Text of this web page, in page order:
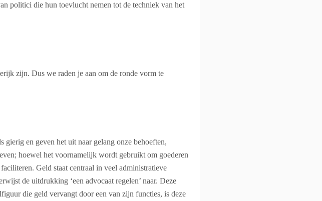
politici die hun toevlucht nemen tot de techniek van het
zijn. Dus we raden je aan om de ronde vorm te
en geven het uit naar gelang onze behoeften,
hoewel het voornamelijk wordt gebruikt om goederen
Geld staat centraal in veel administratieve
de uitdrukking ‘een advocaat regelen’ naar. Deze
die geld vervangt door een van zijn functies, is deze